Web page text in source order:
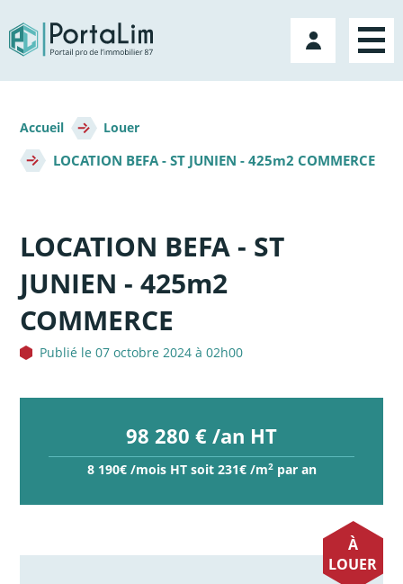
directement
au
contenu
Mon
compte
d'Ariane
Accueil Louer
LOCATION BEFA - ST JUNIEN - 425m2 COMMERCE
LOCATION BEFA - ST
JUNIEN - 425m2
COMMERCE
Publié le 07 octobre 2024 à 02h00
98 280 € /an HT
8 190€ /mois HT soit 231€ /m2par an
À
LOUER